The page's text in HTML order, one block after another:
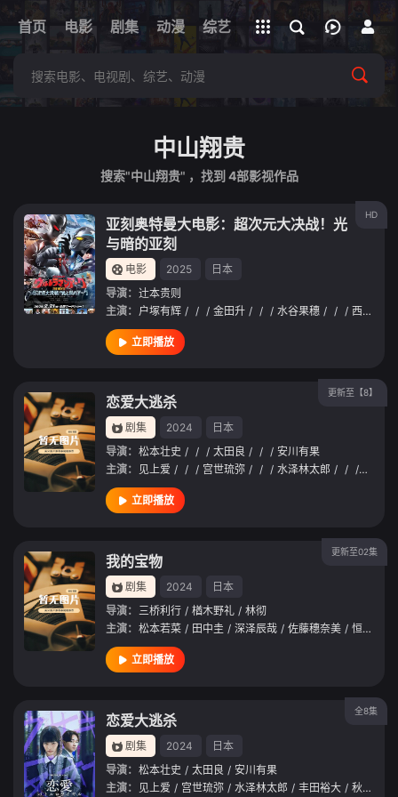
首页 电影 剧集 动漫 综艺 短剧 直播 APP
下载客户端
立即登录
中山翔贵
搜索"中山翔贵" ，找到 4部影视作品
HD
亚刻奥特曼大电影：超次元大决战！光
与暗的亚刻
电影 2025
日本
导演： 辻本贵则
主演： 户塚有辉 / / / 金田升 / / / 水谷果穗 / / / 西兴一朗
立即播放
更新至【8】
恋爱大逃杀
剧集 2024
日本
导演： 松本壮史 / / / 太田良 / / / 安川有果
主演：
见上爱 / / / 宫世琉弥 / / / 水泽林太郎 / / / 丰田裕
立即播放
更新至02集
我的宝物
剧集 2024
日本
导演： 三桥利行 / 楢木野礼 / 林彻
主演： 松本若菜 / 田中圭 / 深泽辰哉 / 佐藤穗奈美 / 恒松祐里
立即播放
全8集
恋爱大逃杀
剧集 2024
日本
导演： 松本壮史 / 太田良 / 安川有果
主演：
见上爱 / 宫世琉弥 / 水泽林太郎 / 丰田裕大 / 秋田汐梨